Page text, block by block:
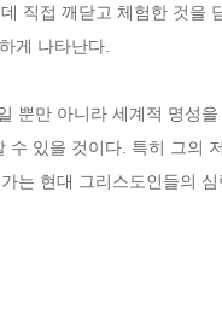
직접 깨닫고 체험한 것을
게 나타난다.
뿐만 아니라 세계적 명성
수 있을 것이다. 특히 그의
는 현대 그리스도인들의